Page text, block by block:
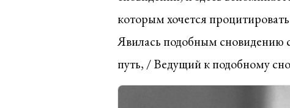
которым хочется
Явилась подобным сновидению
путь, / Ведущий к подобному